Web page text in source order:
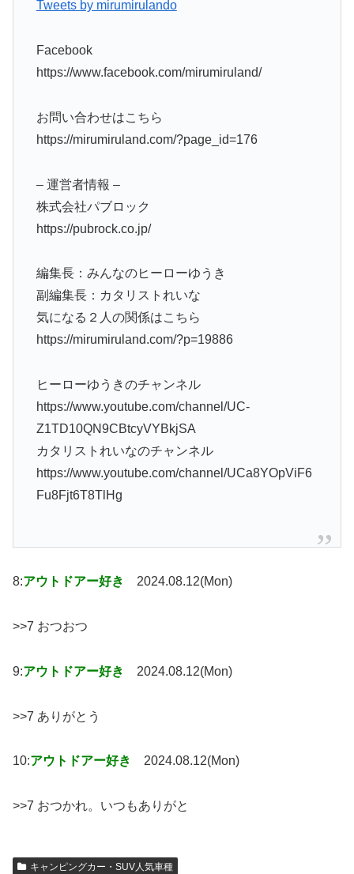
Tweets by mirumirulando
Facebook
https://www.facebook.com/mirumiruland/
お問い合わせはこちら
https://mirumiruland.com/?page_id=176
– 運営者情報 –
株式会社パブロック
https://pubrock.co.jp/
編集長：みんなのヒーローゆうき
副編集長：カタリストれいな
気になる２人の関係はこちら
https://mirumiruland.com/?p=19886
ヒーローゆうきのチャンネル
https://www.youtube.com/channel/UC-
Z1TD10QN9CBtcyVYBkjSA
カタリストれいなのチャンネル
https://www.youtube.com/channel/UCa8YOpViF6
Fu8Fjt6T8TlHg
8:アウトドアー好き 2024.08.12(Mon)
>>7 おつおつ
9:アウトドアー好き 2024.08.12(Mon)
>>7 ありがとう
10:アウトドアー好き 2024.08.12(Mon)
>>7 おつかれ。いつもありがと
キャンピングカー・SUV人気車種